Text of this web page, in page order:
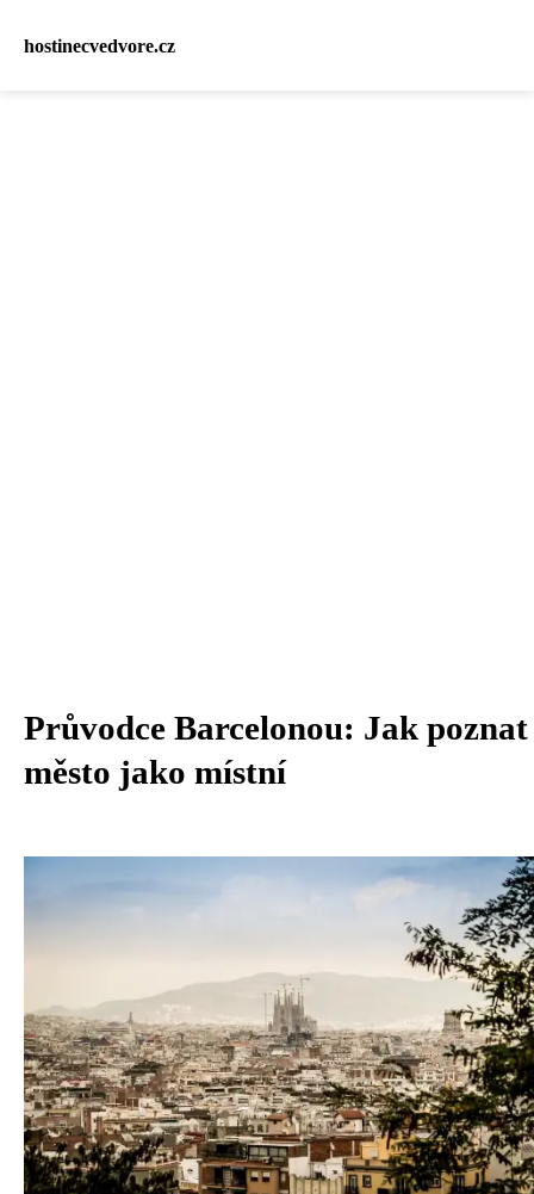
hostinecvedvore.cz
Průvodce Barcelonou: Jak poznat
město jako místní